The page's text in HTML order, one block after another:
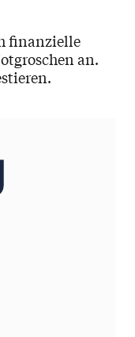
finanzielle
an.